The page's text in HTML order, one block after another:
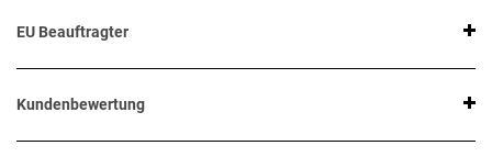
EU Beauftragter
Kundenbewertung